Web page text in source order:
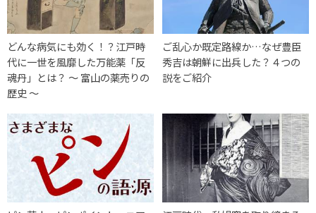
どんな病気にも効く！？江戸時
代に一世を風靡した万能薬「反
魂丹」とは？ 〜 富山の薬売りの
歴史 〜
ご乱心か既定路線か…なぜ豊臣
秀吉は朝鮮に出兵した？４つの
説をご紹介